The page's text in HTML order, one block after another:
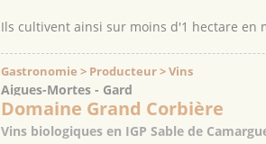
Ils cultivent ainsi sur moins d'1 hectare en
Gastronomie > Producteur > Vins
Aigues-Mortes - Gard
Domaine Grand Corbière
Vins biologiques en IGP Sable de